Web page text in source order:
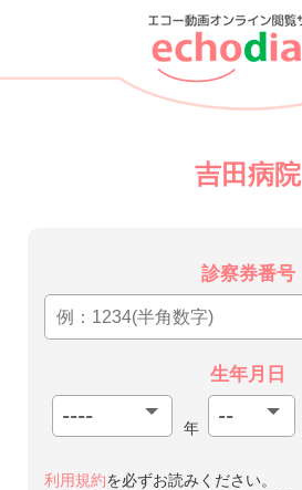
吉田病院
診察券番号
生年月日
年
利用規約を必ずお読みください。